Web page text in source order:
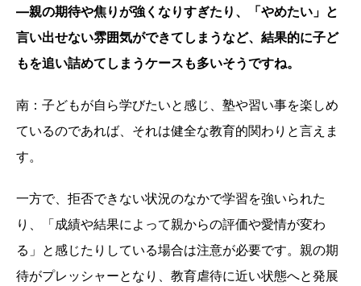
―親の期待や焦りが強くなりすぎたり、「やめたい」と
言い出せない雰囲気ができてしまうなど、結果的に子ど
もを追い詰めてしまうケースも多いそうですね。
南：子どもが自ら学びたいと感じ、塾や習い事を楽しめ
ているのであれば、それは健全な教育的関わりと言えま
す。
一方で、拒否できない状況のなかで学習を強いられた
り、「成績や結果によって親からの評価や愛情が変わ
る」と感じたりしている場合は注意が必要です。親の期
待がプレッシャーとなり、教育虐待に近い状態へと発展